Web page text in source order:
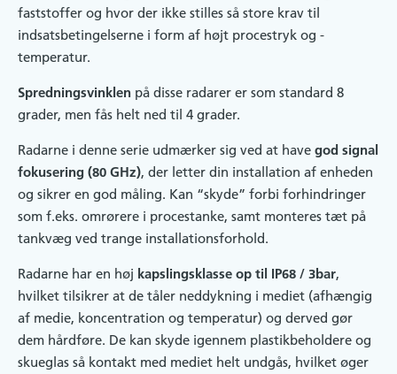
faststoffer og hvor der ikke stilles så store krav til
indsatsbetingelserne i form af højt procestryk og -
temperatur.
Spredningsvinklen på disse radarer er som standard 8
grader, men fås helt ned til 4 grader.
Radarne i denne serie udmærker sig ved at have god signal
fokusering (80 GHz), der letter din installation af enheden
og sikrer en god måling. Kan “skyde” forbi forhindringer
som f.eks. omrørere i procestanke, samt monteres tæt på
tankvæg ved trange installationsforhold.
Radarne har en høj kapslingsklasse op til IP68 / 3bar,
hvilket tilsikrer at de tåler neddykning i mediet (afhængig
af medie, koncentration og temperatur) og derved gør
dem hårdføre. De kan skyde igennem plastikbeholdere og
skueglas så kontakt med mediet helt undgås, hvilket øger